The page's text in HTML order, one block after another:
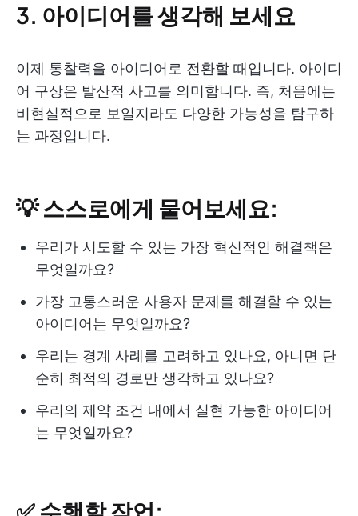
3. 아이디어를 생각해 보세요
이제 통찰력을 아이디어로 전환할 때입니다. 아이디
어 구상은 발산적 사고를 의미합니다. 즉, 처음에는
비현실적으로 보일지라도 다양한 가능성을 탐구하
는 과정입니다.
💡 스스로에게 물어보세요:
우리가 시도할 수 있는 가장 혁신적인 해결책은
무엇일까요?
가장 고통스러운 사용자 문제를 해결할 수 있는
아이디어는 무엇일까요?
우리는 경계 사례를 고려하고 있나요, 아니면 단
순히 최적의 경로만 생각하고 있나요?
우리의 제약 조건 내에서 실현 가능한 아이디어
는 무엇일까요?